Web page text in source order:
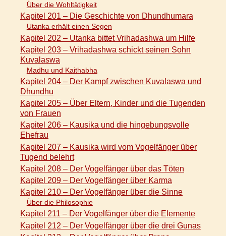
Über die Wohltätigkeit
Kapitel 201 – Die Geschichte von Dhundhumara
Utanka erhält einen Segen
Kapitel 202 – Utanka bittet Vrihadashwa um Hilfe
Kapitel 203 – Vrihadashwa schickt seinen Sohn
Kuvalaswa
Madhu und Kaithabha
Kapitel 204 – Der Kampf zwischen Kuvalaswa und
Dhundhu
Kapitel 205 – Über Eltern, Kinder und die Tugenden
von Frauen
Kapitel 206 – Kausika und die hingebungsvolle
Ehefrau
Kapitel 207 – Kausika wird vom Vogelfänger über
Tugend belehrt
Kapitel 208 – Der Vogelfänger über das Töten
Kapitel 209 – Der Vogelfänger über Karma
Kapitel 210 – Der Vogelfänger über die Sinne
Über die Philosophie
Kapitel 211 – Der Vogelfänger über die Elemente
Kapitel 212 – Der Vogelfänger über die drei Gunas